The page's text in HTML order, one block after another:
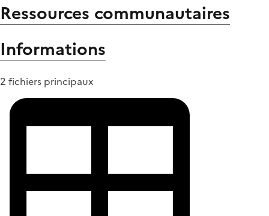
Ressources communautaires
Informations
2 fichiers principaux